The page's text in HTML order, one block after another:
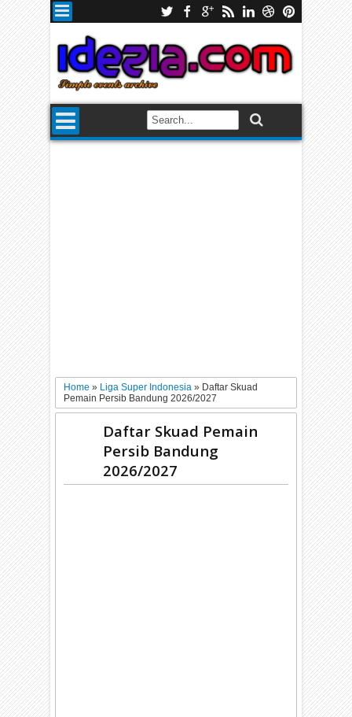
Home» Liga Super Indonesia» Daftar Skuad
Pemain Persib Bandung 2026/2027
Daftar Skuad Pemain
Persib Bandung
2026/2027